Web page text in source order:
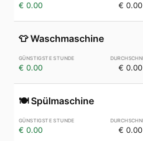
€ 0.00 € 0.00
👕 Waschmaschine
€ 0.00 € 0.00
🍽️ Spülmaschine
€ 0.00 € 0.00